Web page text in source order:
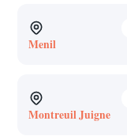
Menil
Montreuil Juigne